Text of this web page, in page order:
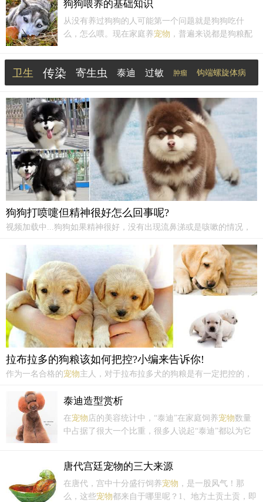
之间的和谐相处。如果你喜欢活力四溢、友好亲近的
宠物，可以考虑拥有狗狗。
狗狗喂养的基础知识
从没有养过狗狗的人可能第一个问题就是狗狗吃什
么，怎么喂。现在家庭养宠物 ，普遍来说都是狗粮配
欢这种方式。但是宠物的喂养方法多种多样，宠物品
种更是五花八门，那么那种喂养方式才适合自己的爱
宠呢？
卫生 传染 寄生虫 泰迪 过敏 肿瘤 钩端螺旋体病
生活方式 跳槽 清洁
狗狗打喷嚏但精神很好怎么回事呢?
视频加载中...狗狗如果精神很好，没有出现流鼻涕或是咳嗽的情况，
就要观察是不是出现了感冒前期的一些症状，如果激发了流脓涕或是
咳嗽的话就要去医院进行检查。
拉布拉多的狗粮该如何把控?小编来告诉你!
作为一名合格的宠物主人，对于拉布拉多犬的狗粮是有一定把控的，
散装拉布拉多犬的狗粮大多数人选择散装拉拉的狗粮，多数是因为价
格便宜，可以少买些，看自己狗狗喜欢哪种口味，避免浪费!
泰迪造型赏析
在宠物 店的美容统计中，“泰迪”在家庭饲养宠物数量
中占据了很大一个比重，很多人说起“泰迪”都以为它
期美容不剃嘴边的毛发，造型后酷似泰迪熊模样，因
此又将红色贵宾犬称作“泰迪”犬。
唐代宫廷宠物的三大来源
在唐代，宫中十分盛行饲养宠物 ，是一股风气！那
么，这些宠物都来自于哪里呢？1、地方土贡土贡，即